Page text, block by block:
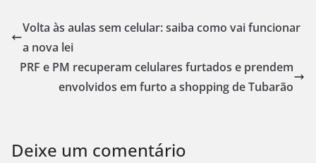
Volta às aulas sem celular: saiba como vai funcionar
a nova lei
PRF e PM recuperam celulares furtados e prendem
envolvidos em furto a shopping de Tubarão
Deixe um comentário